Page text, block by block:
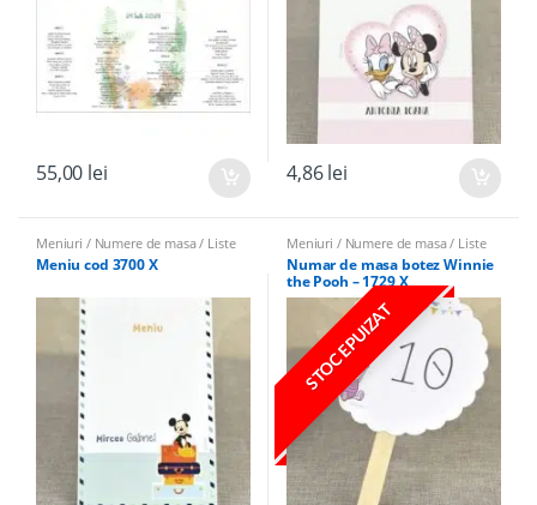
55,00 lei 4,86lei
Meniuri / Numere de masa / Liste
de invitati Botez
Meniu cod 3700 X
Meniuri / Numere de masa / Liste
de invitati Botez
Numar de masa botez Winnie
the Pooh – 1729 X
STOC EPUIZAT